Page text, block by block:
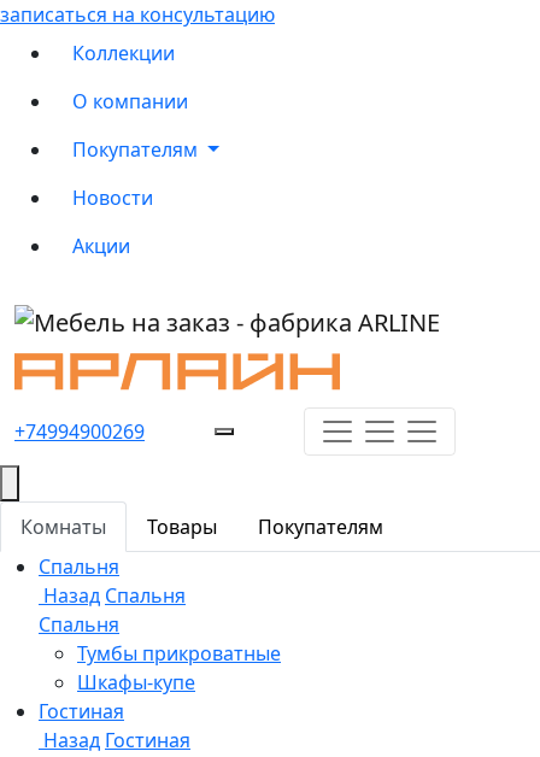
записаться на консультацию
Коллекции
О компании
Покупателям
Новости
Акции
+74994900269